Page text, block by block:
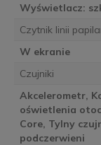
Wyświetlacz:
Czytnik linii
W ekranie
Czujniki
Akcelerometr,
oświetlenia
Core, Tylny
podczerwieni